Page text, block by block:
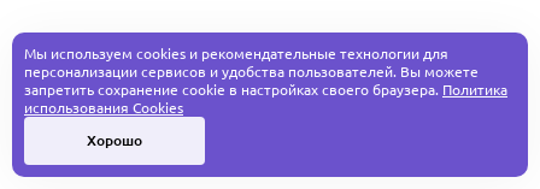
Мы используем cookies и рекомендательные технологии для
персонализации сервисов и удобства пользователей. Вы можете
запретить сохранение cookie в настройках своего браузера. Политика
использования Cookies
Хорошо